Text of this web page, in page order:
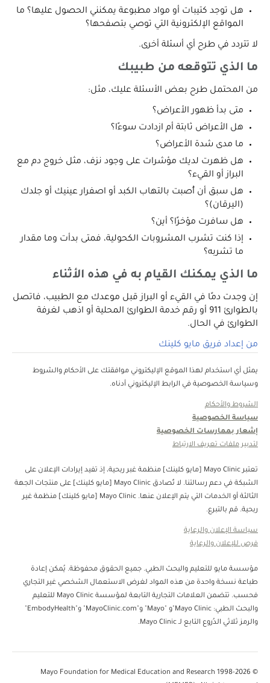
هل توجد كتيبات أو مواد مطبوعة يمكنني الحصول عليها؟ ما
المواقع الإلكترونية التي توصي بتصفحها؟
لا تتردد في طرح أي أسئلة أخرى.
ما الذي تتوقعه من طبيبك
من المحتمل طرح بعض الأسئلة عليك، مثل:
متى بدأ ظهور الأعراض؟
هل الأعراض ثابتة أم ازدادت سوءًا؟
ما مدى شدة الأعراض؟
هل ظهرت لديك مؤشرات على وجود نزف، مثل خروج دم مع
البراز أو القيء؟
هل سبق أن أُصبت بالتهاب الكبد أو اصفرار عينيك أو جلدك
(اليرقان)؟
هل سافرت مؤخرًا؟ أين؟
إذا كنت تشرب المشروبات الكحولية، فمتى بدأت وما مقدار
ما تشربه؟
ما الذي يمكنك القيام به في هذه الأثناء
إن وجدت دمًا في القيء أو البراز قبل موعدك مع الطبيب، فاتصل
بالطوارئ 911 أو رقم خدمة الطوارئ المحلية أو اذهب لغرفة
الطوارئ في الحال.
من إعداد فريق مايو كلينك
يمثل أي استخدام لهذا الموقع الإليكتروني موافقتك على الأحكام والشروط
وسياسة الخصوصية في الرابط الإليكتروني أدناه.
الشروط والأحكام
سياسة الخصوصية
إشعار بممارسات الخصوصية
لتدبير ملفات تعريف الارتباط
تعتبر Mayo Clinic [مايو كلينك] منظمة غبر ربحية، إذ تفيد إيرادات الإعلان على
الشبكة في دعم رسالتنا. لا تُصادق Mayo Clinic [مايو كلينك] على منتجات الجهة
الثالثة أو الخدمات التي يتم الإعلان عنها. Mayo Clinic [مايو كلينك] منظمة غير
ربحية. قم بالتبرع.
سياسة الإعلان والرعاية
فرص للإعلان والرعاية
مؤسسة مايو للتعليم والبحث الطبي. جميع الحقوق محفوظة. يُمكن إعادة
طباعة نسخة واحدة من هذه المواد لغرض الاستعمال الشخصي غير التجاري
فحسب. تتضمن العلامات التجارية التابعة لمؤسسة Mayo Clinic للتعليم
والبحث الطبي: Mayo Clinic"و "Mayo" و"MayoClinic.com" و"EmbodyHealth"
والرمز ثلاثي الدُروع التابع لـ Mayo Clinic.
© 1998-2026 Mayo Foundation for Medical Education and Research